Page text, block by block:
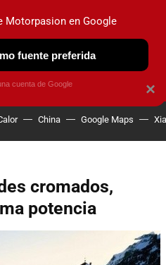
OBSERVATORIO
China Google Maps
cromados,
potencia
×
Motorpasion en Google
fuente preferida
cuenta de Google